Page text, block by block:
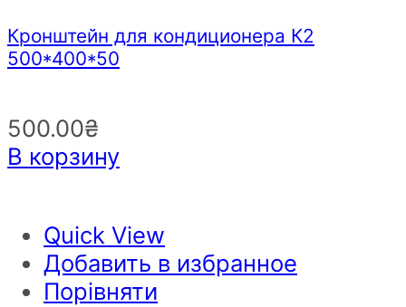
Кронштейн для кондиционера К2
500*400*50
500.00₴
В корзину
Quick View
Добавить в избранное
Порівняти